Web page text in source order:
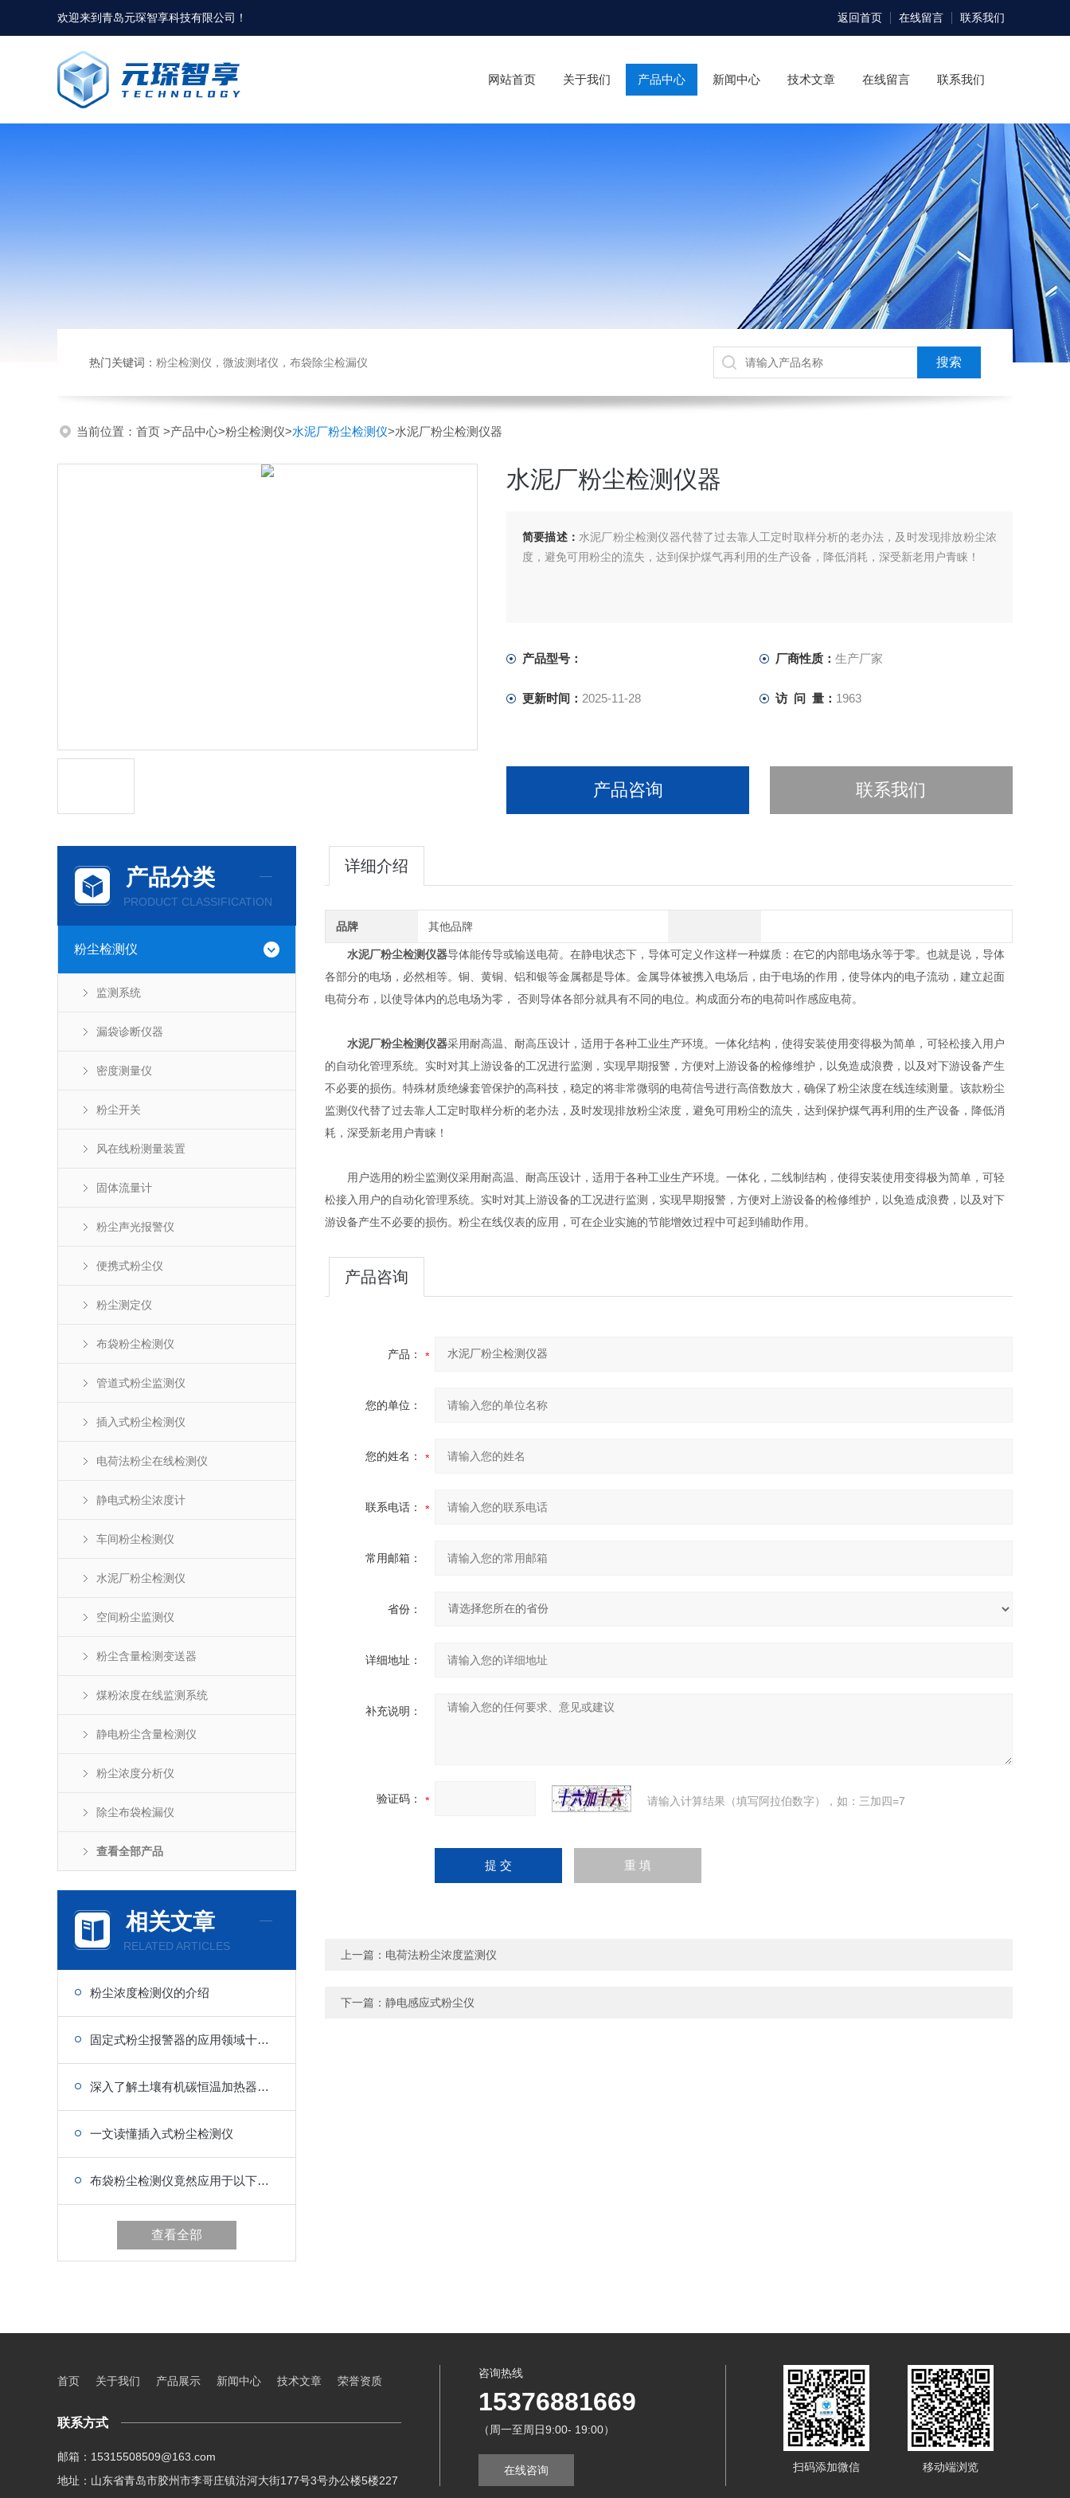
欢迎来到青岛元琛智享科技有限公司 ！ 返回首页 在线留言 联系我们
网站首页 关于我们 产品中心 新闻中心 技术文章 在线留言 联系我们
热门关键词： 粉尘检测仪，微波测堵仪，布袋除尘检漏仪
当前位置： 首页 >产品中心>粉尘检测仪>水泥厂粉尘检测仪>水泥厂粉尘检测仪器
水泥厂粉尘检测仪器
简要描述： 水泥厂粉尘检测仪器代替了过去靠人工定时取样分析的老办法，及时发现排放粉尘浓
度，避免可用粉尘的流失，达到保护煤气再利用的生产设备，降低消耗，深受新老用户青睐！
产品型号： 厂商性质： 生产厂家
更新时间： 2025-11-28 访 问 量： 1963
产品咨询 联系我们
产品分类
PRODUCT CLASSIFICATION
粉尘检测仪
监测系统
漏袋诊断仪器
密度测量仪
粉尘开关
风在线粉测量装置
固体流量计
粉尘声光报警仪
便携式粉尘仪
粉尘测定仪
布袋粉尘检测仪
管道式粉尘监测仪
插入式粉尘检测仪
电荷法粉尘在线检测仪
静电式粉尘浓度计
车间粉尘检测仪
水泥厂粉尘检测仪
空间粉尘监测仪
粉尘含量检测变送器
煤粉浓度在线监测系统
静电粉尘含量检测仪
粉尘浓度分析仪
除尘布袋检漏仪
查看全部产品
相关文章
RELATED ARTICLES
粉尘浓度检测仪的介绍
固定式粉尘报警器的应用领域十分广泛
深入了解土壤有机碳恒温加热器的特点和应用
一文读懂插入式粉尘检测仪
布袋粉尘检测仪竟然应用于以下几大领域
查看全部
详细介绍
品牌 其他品牌
水泥厂粉尘检测仪器导体能传导或输送电荷。在静电状态下，导体可定义作这样一种媒质：在它的内部电场永等于零。也就是说，导体
各部分的电场，必然相等。铜、黄铜、铝和银等金属都是导体。金属导体被携入电场后，由于电场的作用，使导体内的电子流动，建立起面
电荷分布，以使导体内的总电场为零， 否则导体各部分就具有不同的电位。构成面分布的电荷叫作感应电荷。
水泥厂粉尘检测仪器采用耐高温、耐高压设计，适用于各种工业生产环境。一体化结构，使得安装使用变得极为简单，可轻松接入用户
的自动化管理系统。实时对其上游设备的工况进行监测，实现早期报警，方便对上游设备的检修维护，以免造成浪费，以及对下游设备产生
不必要的损伤。特殊材质绝缘套管保护的高科技，稳定的将非常微弱的电荷信号进行高倍数放大，确保了粉尘浓度在线连续测量。该款粉尘
监测仪代替了过去靠人工定时取样分析的老办法，及时发现排放粉尘浓度，避免可用粉尘的流失，达到保护煤气再利用的生产设备，降低消
耗，深受新老用户青睐！
用户选用的粉尘监测仪采用耐高温、耐高压设计，适用于各种工业生产环境。一体化，二线制结构，使得安装使用变得极为简单，可轻
松接入用户的自动化管理系统。实时对其上游设备的工况进行监测，实现早期报警，方便对上游设备的检修维护，以免造成浪费，以及对下
游设备产生不必要的损伤。粉尘在线仪表的应用，可在企业实施的节能增效过程中可起到辅助作用。
产品咨询
产品：
您的单位：
您的姓名：
联系电话：
常用邮箱：
省份：
详细地址：
补充说明：
验证码： 请输入计算结果（填写阿拉伯数字），如：三加四=7
上一篇： 电荷法粉尘浓度监测仪
下一篇： 静电感应式粉尘仪
首页 关于我们 产品展示 新闻中心 技术文章 荣誉资质
联系方式
邮箱：15315508509@163.com
地址：山东省青岛市胶州市李哥庄镇沽河大街177号3号办公楼5楼227
咨询热线
15376881669
（周一至周日9:00- 19:00）
在线咨询 扫码添加微信 移动端浏览